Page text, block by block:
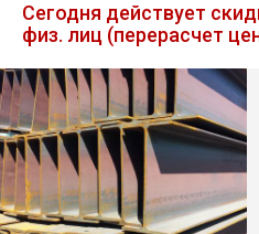
Труба
Лист
Уголок
Балка
Сегодня действует
физ. лиц (перерасчет